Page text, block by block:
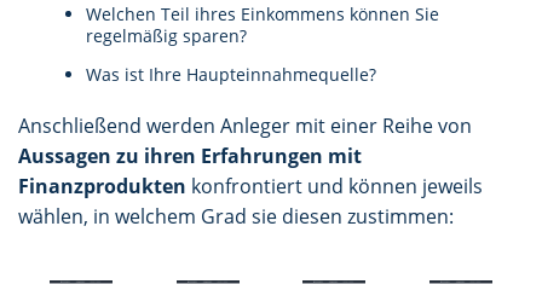
Welchen Teil ihres Einkommens können Sie
regelmäßig sparen?
Was ist Ihre Haupteinnahmequelle?
Anschließend werden Anleger mit einer Reihe von
Aussagen zu ihren Erfahrungen mit
Finanzprodukten konfrontiert und können jeweils
wählen, in welchem Grad sie diesen zustimmen: